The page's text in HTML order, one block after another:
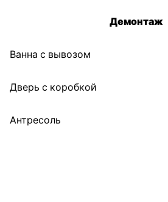
Демонтаж
Ванна с вывозом
Дверь с коробкой
Антресоль